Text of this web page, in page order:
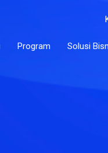
Program Solusi